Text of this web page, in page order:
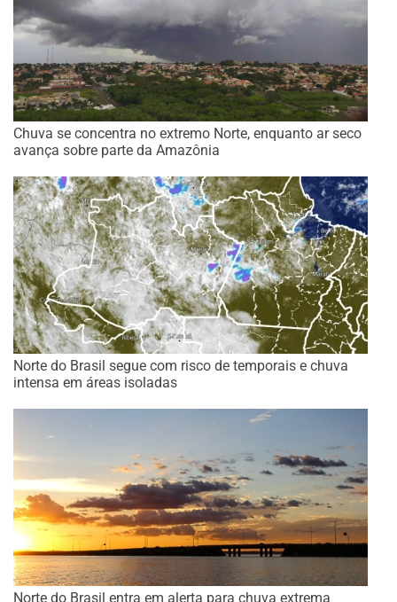
Chuva se concentra no extremo Norte, enquanto ar seco
avança sobre parte da Amazônia
Norte do Brasil segue com risco de temporais e chuva
intensa em áreas isoladas
Norte do Brasil entra em alerta para chuva extrema